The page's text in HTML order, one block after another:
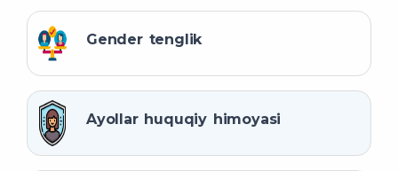
Gender tenglik
Ayollar huquqiy himoyasi